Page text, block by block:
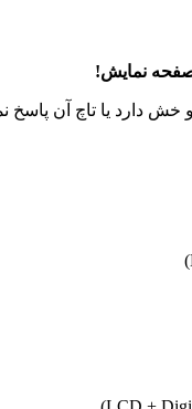
دارد یا تاچ آن پاسخ